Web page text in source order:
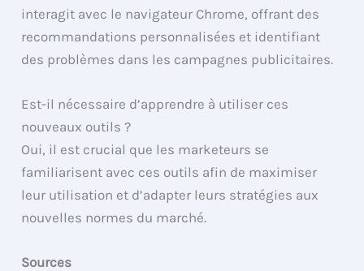
interagit avec le navigateur Chrome, offrant des
recommandations personnalisées et identifiant
des problèmes dans les campagnes publicitaires.
Est-il nécessaire d’apprendre à utiliser ces
nouveaux outils ?
Oui, il est crucial que les marketeurs se
familiarisent avec ces outils afin de maximiser
leur utilisation et d’adapter leurs stratégies aux
nouvelles normes du marché.
Sources